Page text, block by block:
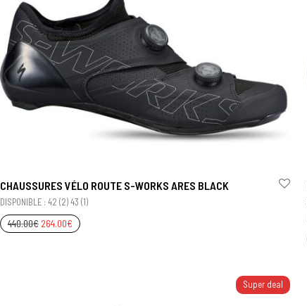
CHAUSSURES VÉLO ROUTE S-WORKS ARES BLACK
DISPONIBLE : 42 (2) 43 (1)
440.00€ 264.00€
Super deal